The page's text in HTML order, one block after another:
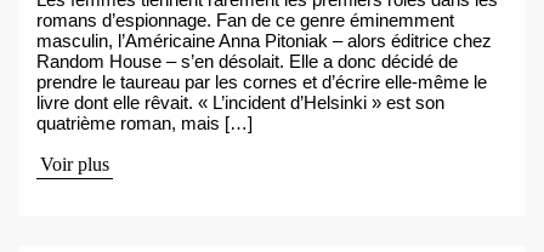
romans d’espionnage. Fan de ce genre éminemment
masculin, l’Américaine Anna Pitoniak – alors éditrice chez
Random House – s’en désolait. Elle a donc décidé de
prendre le taureau par les cornes et d’écrire elle-même le
livre dont elle rêvait. « L’incident d’Helsinki » est son
quatrième roman, mais […]
Voir plus